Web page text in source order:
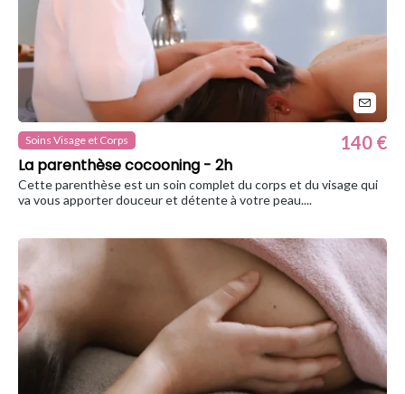
Soins Visage et Corps
La parenthèse cocooning - 2h
140 €
Cette parenthèse est un soin complet du corps et du visage qui
va vous apporter douceur et détente à votre peau....